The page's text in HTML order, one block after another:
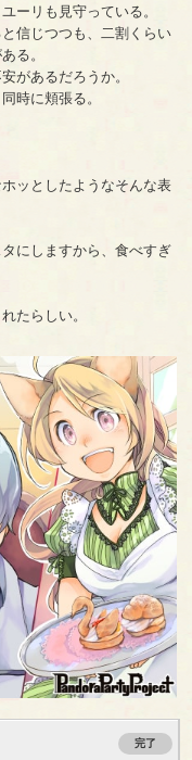
ーリも見守っている。
信じつつも、二割くらい
る。
があるだろうか。
時に頬張る。
ッとしたようなそんな表
にしますから、食べすぎ
たらしい。
完了